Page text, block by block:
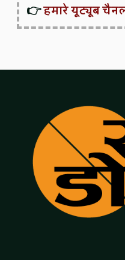
👉हमारे यूट्यूब